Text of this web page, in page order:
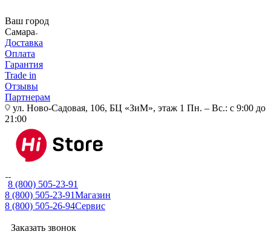
Ваш город
Самара
Доставка
Оплата
Гарантия
Trade in
Отзывы
Партнерам
ул. Ново-Садовая, 106, БЦ «ЗиМ», этаж 1 Пн. – Вс.: с 9:00 до
21:00
8 (800) 505-23-91
8 (800) 505-23-91Магазин
8 (800) 505-26-94Сервис
Заказать звонок